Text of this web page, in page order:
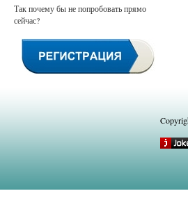
Так почему бы не попробовать прямо
сейчас?